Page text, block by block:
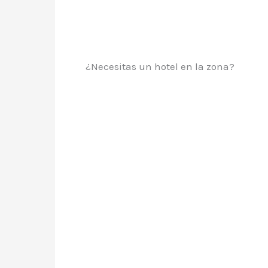
¿Necesitas un hotel en la zona?